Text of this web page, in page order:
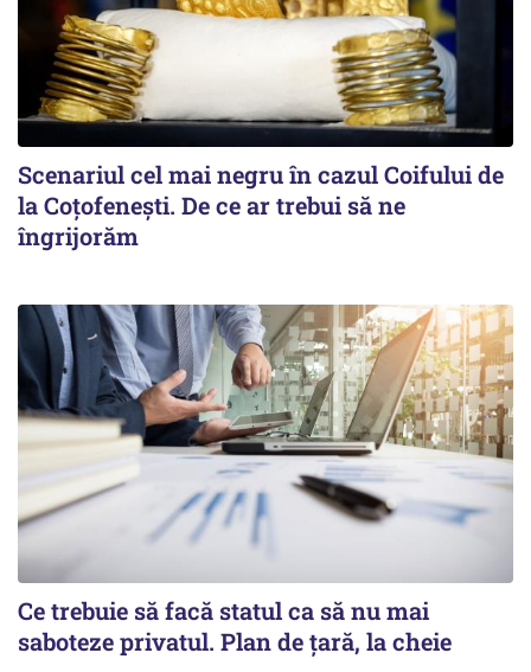
Scenariul cel mai negru în cazul Coifului de
la Coțofenești. De ce ar trebui să ne
îngrijorăm
Ce trebuie să facă statul ca să nu mai
saboteze privatul. Plan de țară, la cheie